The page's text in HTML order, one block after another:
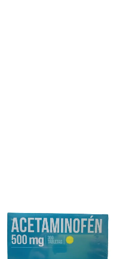
PROOF
*300
UNDS
cantidad